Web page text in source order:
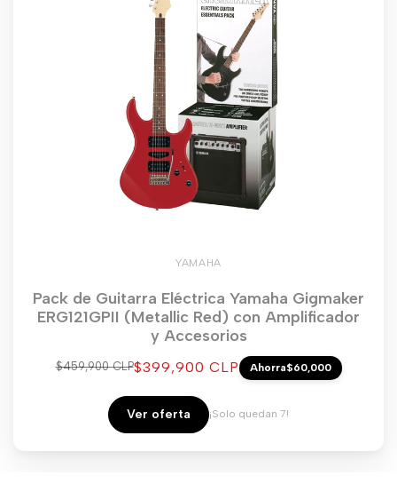
YAMAHA
Pack de Guitarra Eléctrica Yamaha Gigmaker
ERG121GPII (Metallic Red) con Amplificador
y Accesorios
Precio
$459,900 CLPPrecio
venta
$399,900 CLP Ahorra$60,000
Ver oferta ¡Solo quedan 7!